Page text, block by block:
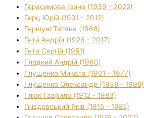
Герасимова Ірина (1939 - 2022)
Герц Юрій (1931 - 2012)
Гершуні Тетяна (1968)
Гета Андрій (1926 - 2017)
Гета Сергій (1951)
Гладкий Андрій (1960)
Глущенко Микола (1901 - 1977)
Глущенко Олександр (1938 - 1998)
Глюк Гаврило (1912 - 1983)
Гніздовський Яків (1915 - 1985)